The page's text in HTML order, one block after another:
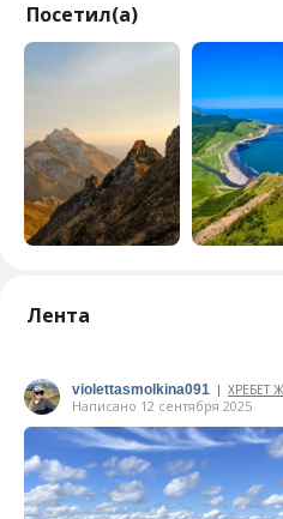
Посетил(а)
Лента
violettasmolkina091 | ХРЕБЕТ
Написано 12 сентября 2025